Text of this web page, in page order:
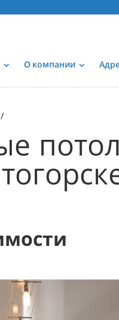
О компании